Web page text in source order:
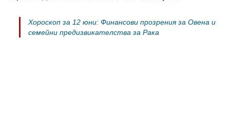
Хороскоп за 12 юни: Финансови прозрения за Овена и
семейни предизвикателства за Рака